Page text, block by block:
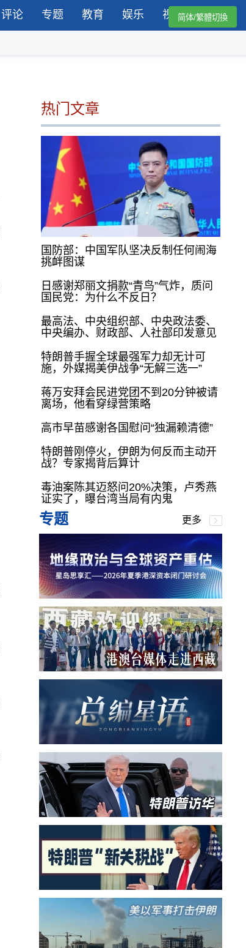
评论 专题 教育 娱乐 视频简体/繁體切換
热门文章
国防部：中国军队坚决反制任何闹海
挑衅图谋
日感谢郑丽文捐款“青鸟”气炸，质问
国民党：为什么不反日？
最高法、中央组织部、中央政法委、
中央编办、财政部、人社部印发意见
特朗普手握全球最强军力却无计可
施，外媒揭美伊战争“无解三选一”
蒋万安拜会民进党团不到20分钟被请
离场，他看穿绿营策略
高市早苗感谢各国慰问“独漏赖清德”
特朗普刚停火，伊朗为何反而主动开
战？专家揭背后算计
毒油案陈其迈怒问20%决策，卢秀燕
证实了，曝台湾当局有内鬼
专题 更多